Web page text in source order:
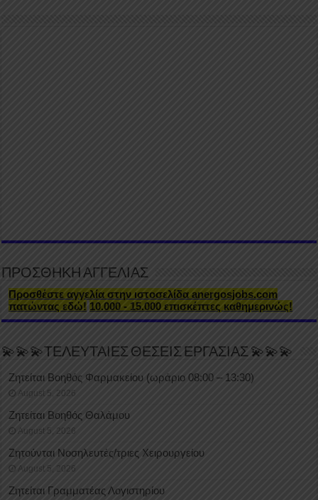
ΠΡΟΣΘΗΚΗ ΑΓΓΕΛΙΑΣ
Προσθέστε αγγελία στην ιστοσελίδα anergosjobs.com
πατώντας εδώ! 10.000 - 15.000 επισκέπτες καθημερινώς!
💫💫💫ΤΕΛΕΥΤΑΙΕΣ ΘΕΣΕΙΣ ΕΡΓΑΣΙΑΣ 💫💫💫
Ζητείται Βοηθός Φαρμακείου (ωράριο 08:00 – 13:30)
August 5, 2026
Ζητείται Βοηθός Θαλάμου
August 5, 2026
Ζητούνται Νοσηλευτές/τριες Χειρουργείου
August 5, 2026
Ζητείται Γραμματέας Λογιστηρίου